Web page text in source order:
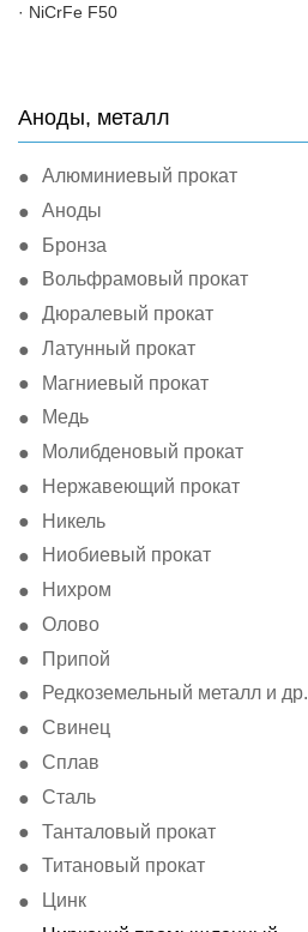
Аноды, металл
Алюминиевый прокат
Аноды
Бронза
Вольфрамовый прокат
Дюралевый прокат
Латунный прокат
Магниевый прокат
Медь
Молибденовый прокат
Нержавеющий прокат
Никель
Ниобиевый прокат
Нихром
Олово
Припой
Редкоземельный металл и др.
Свинец
Сплав
Сталь
Танталовый прокат
Титановый прокат
Цинк
· NiCrFe F50